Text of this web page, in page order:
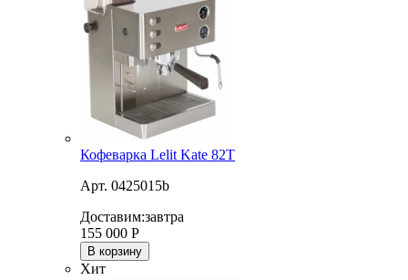
Кофеварка Lelit Kate 82T
Арт. 0425015b
Доставим:завтра
155 000 Р
В корзину
Хит